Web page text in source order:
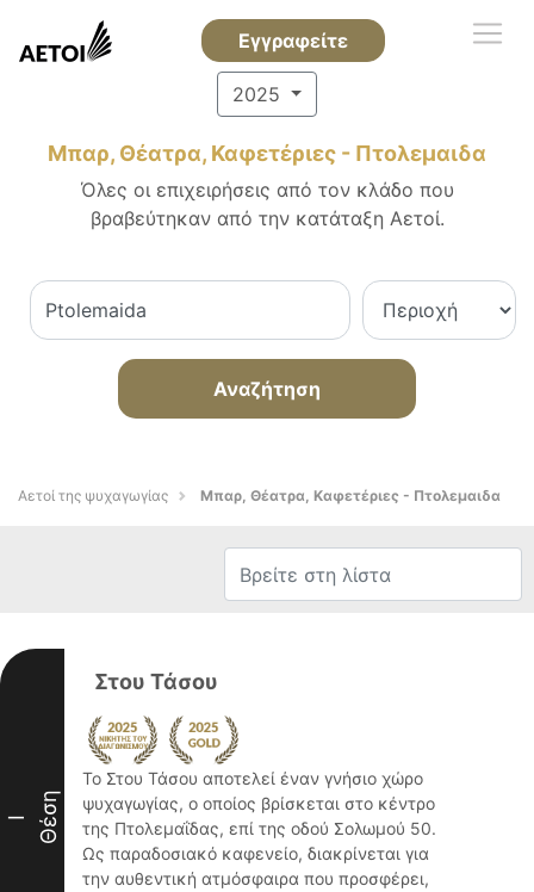
Εγγραφείτε
2025
Μπαρ, Θέατρα, Καφετέριες - Πτολεμαιδα
Όλες οι επιχειρήσεις από τον κλάδο που
βραβεύτηκαν από την κατάταξη Αετοί.
Αναζήτηση
Αετοί της ψυχαγωγίας Μπαρ, Θέατρα, Καφετέριες - Πτολεμαιδα
I Θέση
Στου Τάσου
Το Στου Τάσου αποτελεί έναν γνήσιο χώρο
ψυχαγωγίας, ο οποίος βρίσκεται στο κέντρο
της Πτολεμαΐδας, επί της οδού Σολωμού 50.
Ως παραδοσιακό καφενείο, διακρίνεται για
την αυθεντική ατμόσφαιρα που προσφέρει,